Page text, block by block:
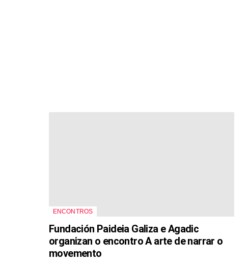
ENCONTROS
Fundación Paideia Galiza e Agadic
organizan o encontro A arte de narrar o
movemento